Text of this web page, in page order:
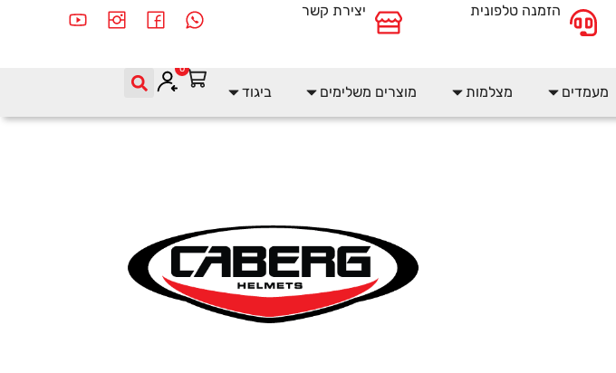
הזמנה טלפונית יצירת קשר
מעמדים מצלמות מוצרים משלימים ביגוד
0